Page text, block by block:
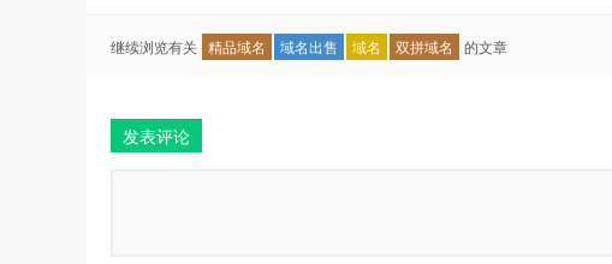
继续浏览有关 精品域名 域名出售 域名 双拼域名 的文章
发表评论